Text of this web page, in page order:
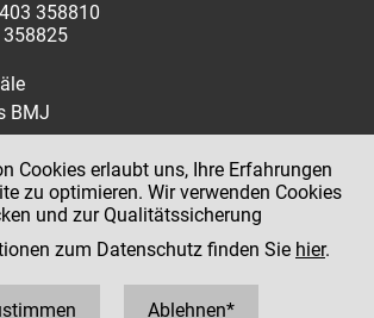
358810
358825
BMJ
Cookies erlaubt uns, Ihre Erfahrungen
zu optimieren. Wir verwenden Cookies
und zur Qualitätssicherung
zum Datenschutz finden Sie hier.
Ablehnen*